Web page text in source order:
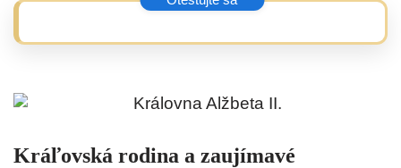
Kráľovská rodina a zaujímavé